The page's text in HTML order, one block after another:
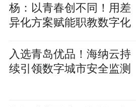
杨：以青春创不同！用差
异化方案赋能职教数字化
入选青岛优品！海纳云持
续引领数字城市安全监测